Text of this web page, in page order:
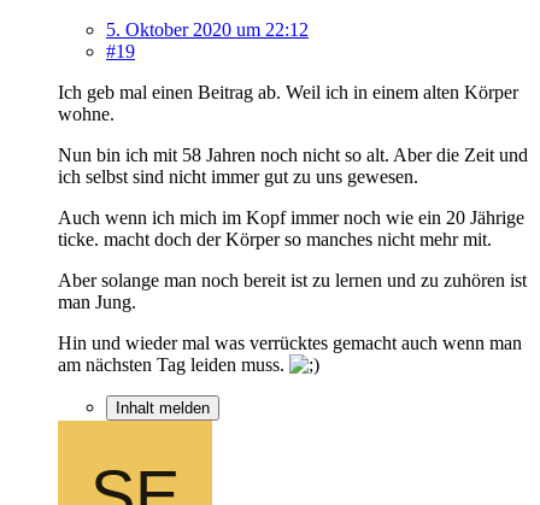
5. Oktober 2020 um 22:12
#19
Ich geb mal einen Beitrag ab. Weil ich in einem alten Körper
wohne.
Nun bin ich mit 58 Jahren noch nicht so alt. Aber die Zeit und
ich selbst sind nicht immer gut zu uns gewesen.
Auch wenn ich mich im Kopf immer noch wie ein 20 Jährige
ticke. macht doch der Körper so manches nicht mehr mit.
Aber solange man noch bereit ist zu lernen und zu zuhören ist
man Jung.
Hin und wieder mal was verrücktes gemacht auch wenn man
am nächsten Tag leiden muss.
Inhalt melden